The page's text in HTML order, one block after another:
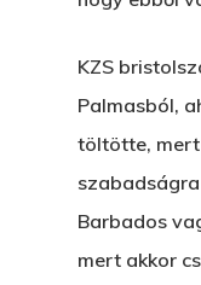
KZS
Palmasból,
töltötte,
Barbados
mert akkor